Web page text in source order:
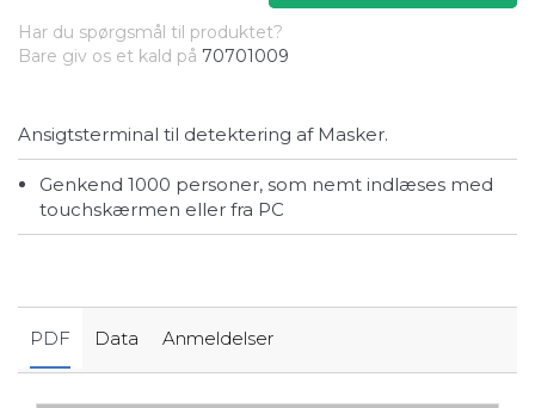
Har du spørgsmål til produktet?
Bare giv os et kald på 70701009
Ansigtsterminal til detektering af Masker.
Genkend 1000 personer, som nemt indlæses med
touchskærmen eller fra PC
PDF Data Anmeldelser